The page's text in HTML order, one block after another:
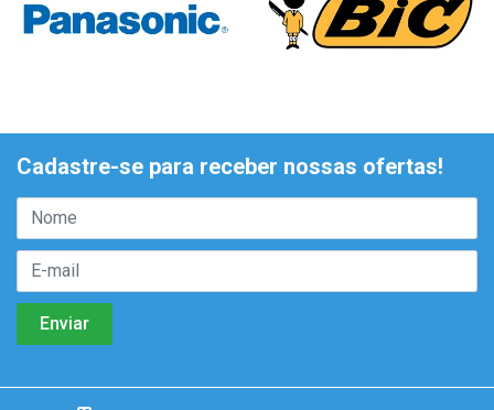
Cadastre-se para receber nossas ofertas!